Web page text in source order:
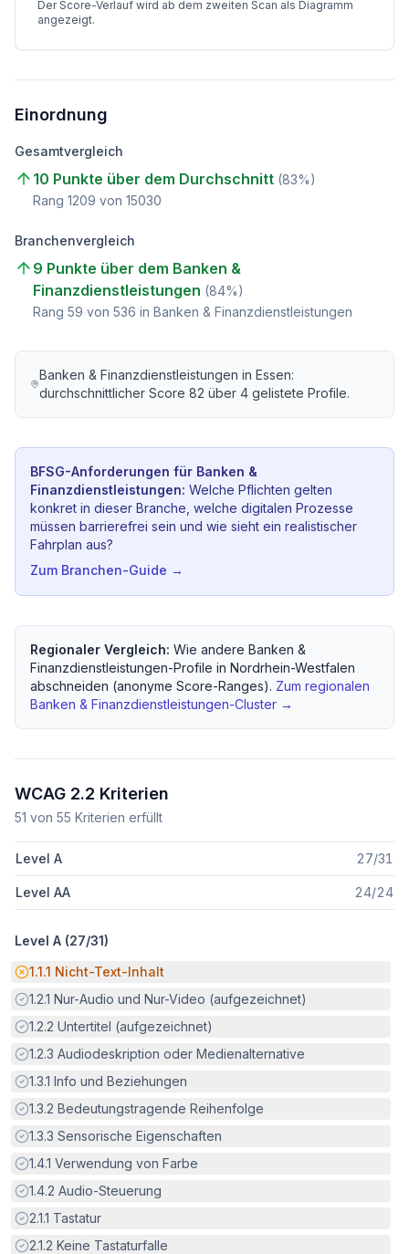
Der Score-Verlauf wird ab dem zweiten Scan als Diagramm
angezeigt.
Einordnung
Gesamtvergleich
10 Punkte über dem Durchschnitt (83%)
Rang 1209 von 15030
Branchenvergleich
9 Punkte über dem Banken &
Finanzdienstleistungen (84%)
Rang 59 von 536 in Banken & Finanzdienstleistungen
Banken & Finanzdienstleistungen in Essen:
durchschnittlicher Score 82 über 4gelistete Profile.
BFSG-Anforderungen für Banken &
Finanzdienstleistungen: Welche Pflichten gelten
konkret in dieser Branche, welche digitalen Prozesse
müssen barrierefrei sein und wie sieht ein realistischer
Fahrplan aus?
Zum Branchen-Guide →
Regionaler Vergleich: Wie andere Banken &
Finanzdienstleistungen-Profile in Nordrhein-Westfalen
abschneiden (anonyme Score-Ranges). Zum regionalen
Banken & Finanzdienstleistungen-Cluster →
WCAG 2.2 Kriterien
51 von 55 Kriterien erfüllt
Level A 27/31
Level AA 24/24
Level A (27/31)
Potenzielle Barriere:
1.1.1 Nicht-Text-Inhalt
Erfüllt:
1.2.1 Nur-Audio und Nur-Video (aufgezeichnet)
Erfüllt:
1.2.2 Untertitel (aufgezeichnet)
Erfüllt:
1.2.3 Audiodeskription oder Medienalternative
Erfüllt:
1.3.1 Info und Beziehungen
Erfüllt:
1.3.2 Bedeutungstragende Reihenfolge
Erfüllt:
1.3.3 Sensorische Eigenschaften
Erfüllt:
1.4.1 Verwendung von Farbe
Erfüllt:
1.4.2 Audio-Steuerung
Erfüllt:
2.1.1 Tastatur
Erfüllt:
2.1.2 Keine Tastaturfalle